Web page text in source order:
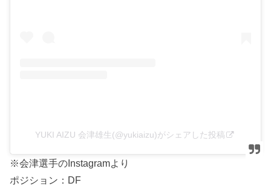
YUKI AIZU 会津雄生(@yukiaizu)がシェアした投稿
※会津選手のInstagramより
ポジション：DF